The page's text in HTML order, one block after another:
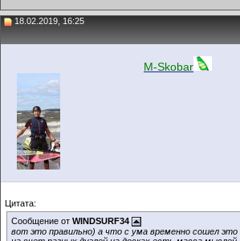
18.02.2019, 16:25
M-Skobar
Цитата:
Сообщение от WINDSURF34
вот это правильно) а что с ума временно сошел